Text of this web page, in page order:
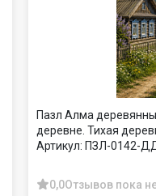
Пазл Алма
деревне. Тихая
Артикул: ПЗЛ-0142-
0,0Отзывов пока